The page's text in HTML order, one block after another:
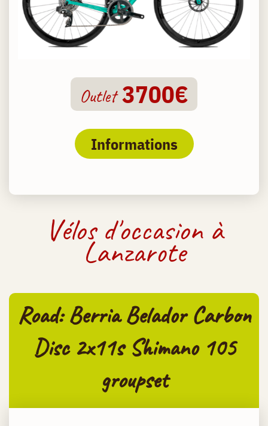
Outlet 3700€
Informations
Vélos d'occasion à
Lanzarote
Road: Berria Belador Carbon
Disc 2x11s Shimano 105
groupset